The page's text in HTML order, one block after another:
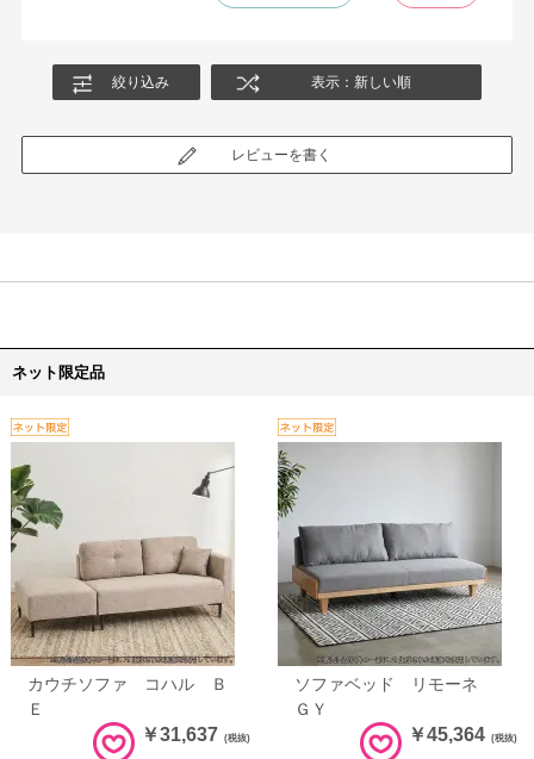
絞り込み 表示：新しい順
レビューを書く
ネット限定品
カウチソファ コハル Ｂ
Ｅ
￥31,637 (税抜)
ソファベッド リモーネ
ＧＹ
￥45,364 (税抜)